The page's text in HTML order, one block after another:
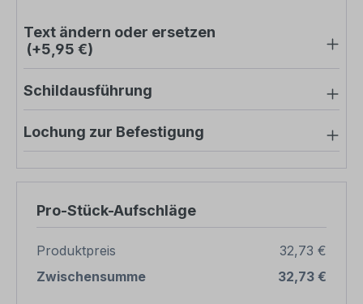
Text ändern oder ersetzen
(+5,95 €)
Schildausführung
Lochung zur Befestigung
Pro-Stück-Aufschläge
Produktpreis
32,73 €
Zwischensumme
32,73 €